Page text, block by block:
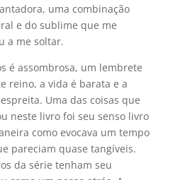
uma combinação
e do sublime que me
a me soltar.
é assombrosa, um lembrete
reino, a vida é barata e a
Uma das coisas que
neste livro foi seu senso livro
como evocava um tempo
pareciam quase tangíveis.
da série tenham seu